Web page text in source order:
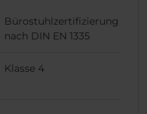
Bürostuhlzertifizierung
nach DIN EN 1335
Klasse 4